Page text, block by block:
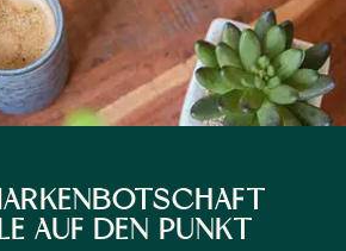
AUF DEN PUNKT